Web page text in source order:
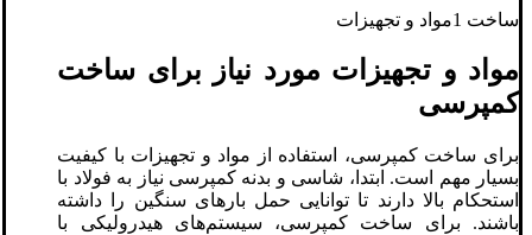
ساخت 1مواد و تجهیزات
مواد و تجهیزات مورد نیاز برای ساخت
کمپرسی
برای ساخت کمپرسی، استفاده از مواد و تجهیزات با کیفیت
بسیار مهم است. ابتدا، شاسی و بدنه کمپرسی نیاز به فولاد با
استحکام بالا دارند تا توانایی حمل بارهای سنگین را داشته
باشند. برای ساخت کمپرسی، سیستم‌های هیدرولیکی با